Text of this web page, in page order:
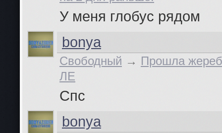
У меня глобус рядом
bonya
Свободный → Прошла
ЛЕ
Спс
bonya